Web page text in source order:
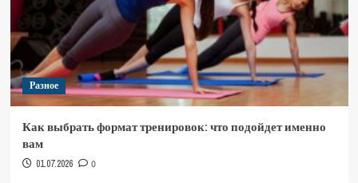
Разное
Как выбрать формат тренировок: что подойдет именно
вам
01.07.2026 0